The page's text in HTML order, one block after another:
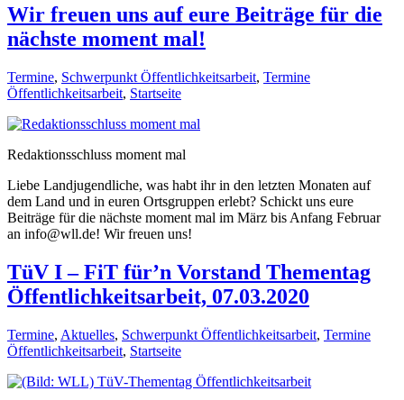
Wir freuen uns auf eure Beiträge für die
nächste moment mal!
Termine, Schwerpunkt Öffentlichkeitsarbeit, Termine
Öffentlichkeitsarbeit, Startseite
Redaktionsschluss moment mal
Liebe Landjugendliche, was habt ihr in den letzten Monaten auf
dem Land und in euren Ortsgruppen erlebt? Schickt uns eure
Beiträge für die nächste moment mal im März bis Anfang Februar
an info@wll.de! Wir freuen uns!
TüV I – FiT für’n Vorstand Thementag
Öffentlichkeitsarbeit, 07.03.2020
Termine, Aktuelles, Schwerpunkt Öffentlichkeitsarbeit, Termine
Öffentlichkeitsarbeit, Startseite